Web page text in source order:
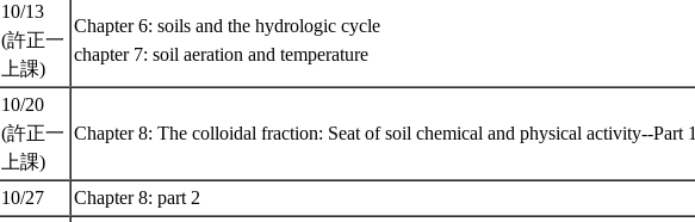
10/13
(許正一
上課)
Chapter 6: soils and the hydrologic cycle
chapter 7: soil aeration and temperature
10/20
(許正一
上課)
Chapter 8: The colloidal fraction: Seat of soil chemical and physical activity--Part 1
10/27 Chapter 8: part 2